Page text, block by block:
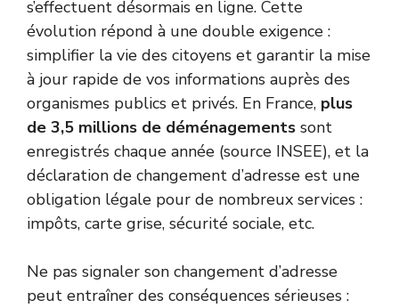
s’effectuent désormais en ligne. Cette
évolution répond à une double exigence :
simplifier la vie des citoyens et garantir la mise
à jour rapide de vos informations auprès des
organismes publics et privés. En France, plus
de 3,5 millions de déménagements sont
enregistrés chaque année (source INSEE), et la
déclaration de changement d’adresse est une
obligation légale pour de nombreux services :
impôts, carte grise, sécurité sociale, etc.
Ne pas signaler son changement d’adresse
peut entraîner des conséquences sérieuses :